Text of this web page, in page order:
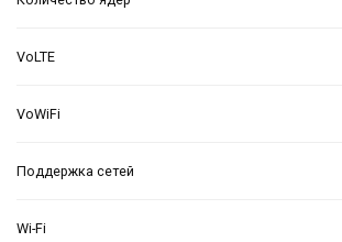
VoLTE
VoWiFi
Поддержка сетей
Wi-Fi